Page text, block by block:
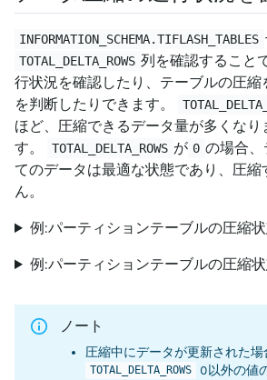
INFORMATION_SCHEMA.TIFLASH_TABLES
TOTAL_DELTA_ROWS 列を確認すること
行状況を確認したり、テーブルの圧
を判断したりできます。
ほど、圧縮できるデータ量が多くなり
す。
TOTAL_DELTA_ROWS が 0 の場合
てのデータは最適な状態であり、圧
ん。
例:パーティションテーブルの圧縮
例:パーティションテーブルの圧縮
ノート
圧縮中にデータが更新された
TOTAL_DELTA_ROWS
0以外の値